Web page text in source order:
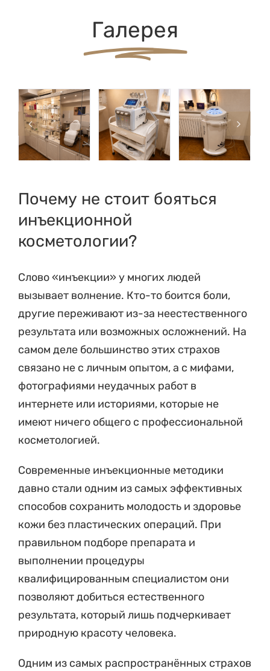
Галерея
Почему не стоит бояться
инъекционной
косметологии?
Слово «инъекции» у многих людей
вызывает волнение. Кто-то боится боли,
другие переживают из-за неестественного
результата или возможных осложнений. На
самом деле большинство этих страхов
связано не с личным опытом, а с мифами,
фотографиями неудачных работ в
интернете или историями, которые не
имеют ничего общего с профессиональной
косметологией.
Современные инъекционные методики
давно стали одним из самых эффективных
способов сохранить молодость и здоровье
кожи без пластических операций. При
правильном подборе препарата и
выполнении процедуры
квалифицированным специалистом они
позволяют добиться естественного
результата, который лишь подчеркивает
природную красоту человека.
Одним из самых распространённых страхов